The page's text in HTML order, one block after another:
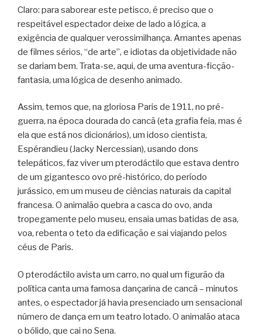
Claro: para saborear este petisco, é preciso que o
respeitável espectador deixe de lado a lógica, a
exigência de qualquer verossimilhança. Amantes apenas
de filmes sérios, “de arte”, e idiotas da objetividade não
se dariam bem. Trata-se, aqui, de uma aventura-ficção-
fantasia, uma lógica de desenho animado.
Assim, temos que, na gloriosa Paris de 1911, no pré-
guerra, na época dourada do cancã (eta grafia feia, mas é
ela que está nos dicionários), um idoso cientista,
Espérandieu (Jacky Nercessian), usando dons
telepáticos, faz viver um pterodáctilo que estava dentro
de um gigantesco ovo pré-histórico, do período
jurássico, em um museu de ciências naturais da capital
francesa. O animalão quebra a casca do ovo, anda
tropegamente pelo museu, ensaia umas batidas de asa,
voa, rebenta o teto da edificação e sai viajando pelos
céus de Paris.
O pterodáctilo avista um carro, no qual um figurão da
política canta uma famosa dançarina de cancã – minutos
antes, o espectador já havia presenciado um sensacional
número de dança em um teatro lotado. O animalão ataca
o bólido, que cai no Sena.